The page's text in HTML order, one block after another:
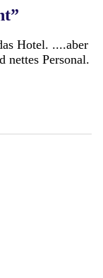
Hotel. ....aber
nettes Personal.